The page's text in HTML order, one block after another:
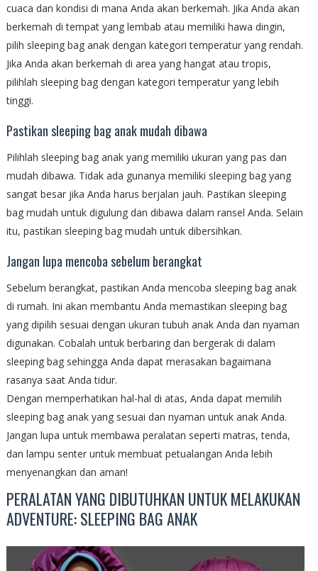
cuaca dan kondisi di mana Anda akan berkemah. Jika Anda akan
berkemah di tempat yang lembab atau memiliki hawa dingin,
pilih sleeping bag anak dengan kategori temperatur yang rendah.
Jika Anda akan berkemah di area yang hangat atau tropis,
pilihlah sleeping bag dengan kategori temperatur yang lebih
tinggi.
Pastikan sleeping bag anak mudah dibawa
Pilihlah sleeping bag anak yang memiliki ukuran yang pas dan
mudah dibawa. Tidak ada gunanya memiliki sleeping bag yang
sangat besar jika Anda harus berjalan jauh. Pastikan sleeping
bag mudah untuk digulung dan dibawa dalam ransel Anda. Selain
itu, pastikan sleeping bag mudah untuk dibersihkan.
Jangan lupa mencoba sebelum berangkat
Sebelum berangkat, pastikan Anda mencoba sleeping bag anak
di rumah. Ini akan membantu Anda memastikan sleeping bag
yang dipilih sesuai dengan ukuran tubuh anak Anda dan nyaman
digunakan. Cobalah untuk berbaring dan bergerak di dalam
sleeping bag sehingga Anda dapat merasakan bagaimana
rasanya saat Anda tidur.
Dengan memperhatikan hal-hal di atas, Anda dapat memilih
sleeping bag anak yang sesuai dan nyaman untuk anak Anda.
Jangan lupa untuk membawa peralatan seperti matras, tenda,
dan lampu senter untuk membuat petualangan Anda lebih
menyenangkan dan aman!
PERALATAN YANG DIBUTUHKAN UNTUK MELAKUKAN
ADVENTURE: SLEEPING BAG ANAK